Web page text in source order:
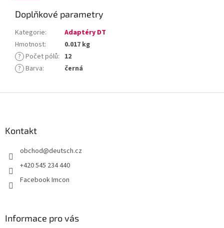
Doplňkové parametry
Kategorie:
Adaptéry DT
Hmotnost:
0.017 kg
? Počet pólů: 12
? Barva: černá
Kontakt
obchod@deutsch.cz
+420 545 234 440
Facebook Imcon
Informace pro vás